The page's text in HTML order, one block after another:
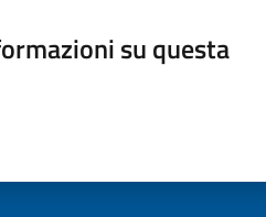
su questa